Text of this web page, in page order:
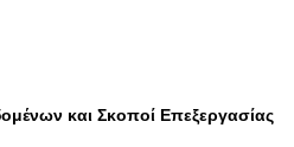
και Σκοποί Επεξεργασίας